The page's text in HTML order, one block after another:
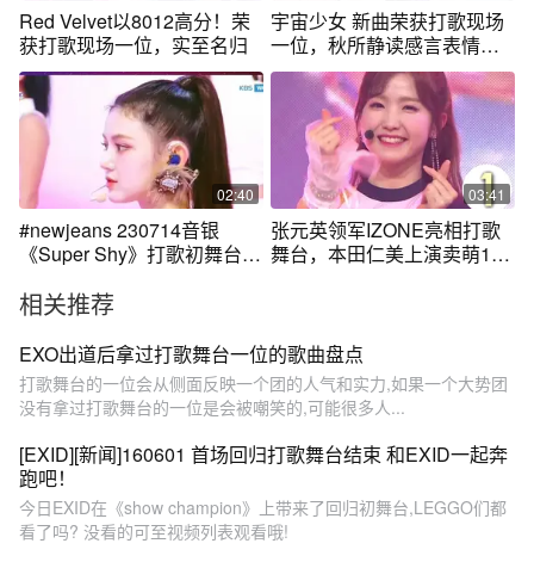
Red Velvet以8012高分！荣
获打歌现场一位，实至名归
宇宙少女 新曲荣获打歌现场
一位，秋所静读感言表情一
脸兴奋
02:40
#newjeans 230714音银
《Super Shy》打歌初舞台！
03:41
张元英领军IZONE亮相打歌
舞台，本田仁美上演卖萌10
相关推荐
EXO出道后拿过打歌舞台一位的歌曲盘点
打歌舞台的一位会从侧面反映一个团的人气和实力,如果一个大势团
没有拿过打歌舞台的一位是会被嘲笑的,可能很多人...
[EXID][新闻]160601 首场回归打歌舞台结束 和EXID一起奔
跑吧！
今日EXID在《show champion》上带来了回归初舞台,LEGGO们都
看了吗? 没看的可至视频列表观看哦!